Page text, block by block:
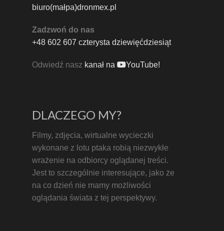
biuro(małpa)dronmex.pl
Zadzwoń do nas
+48 602 607 czterysta dziewięćdziesiąt
Odwiedź nasz kanał na YouTube!
DLACZEGO MY?
Filmy, zdjęcia, wirtualne wycieczki
wykonane z lotu ptaka robią niezwykłe
wrażenie na odbiorcy oglądanej treści.
Jest to szczególnie interesujące, jako że
na co dzień nie mamy możliwości
oglądania świata z tej perspektywy.